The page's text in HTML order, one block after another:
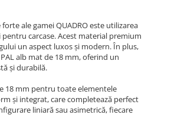
ale gamei QUADRO este utilizarea
carcase. Acest material premium
un aspect luxos și modern. În plus,
alb mat de 18 mm, oferind un
și durabilă.
18 mm pentru toate elementele
și integrat, care completează perfect
liniară sau asimetrică, fiecare